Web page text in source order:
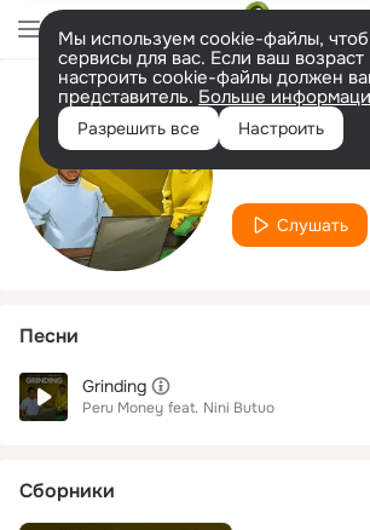
Мы используем cookie-файлы,
сервисы для вас. Если ваш возраст
настроить cookie-файлы должен
представитель. Больше
Разрешить все Настроить
Исполнитель
Nini Butuo
Слушать
Песни
Grinding
Peru Money feat. Nini Butuo
Сборники